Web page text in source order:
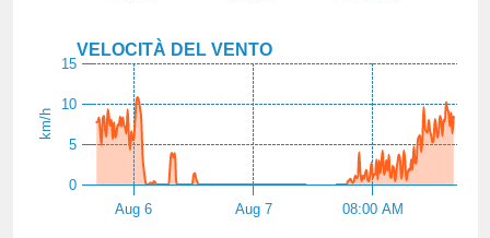
km/h
VELOCITÀ DEL VENTO
Aug 6 Aug 7 08:00 AM
0
5
10
15